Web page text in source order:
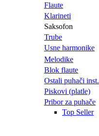
Flaute
Klarineti
Saksofon
Trube
Usne harmonike
Melodike
Blok flaute
Ostali puhači inst.
Piskovi (platle)
Pribor za puhače
Top Seller